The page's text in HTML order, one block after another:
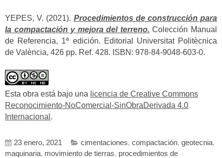
YEPES, V. (2021). Procedimientos de construcción para
la compactación y mejora del terreno. Colección Manual
de Referencia, 1ª edición. Editorial Universitat Politècnica
de València, 426 pp. Ref. 428. ISBN: 978-84-9048-603-0.
Esta obra está bajo una licencia de Creative Commons
Reconocimiento-NoComercial-SinObraDerivada 4.0
Internacional .
23 enero, 2021 cimentaciones, compactación, geotecnia,
maquinaria, movimiento de tierras, procedimientos de